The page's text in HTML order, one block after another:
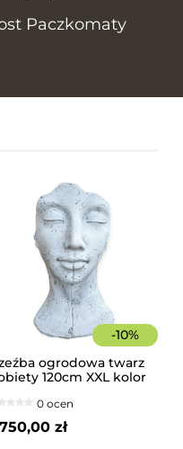
Paczkomaty
-10%
ogrodowa twarz
120cm XXL kolor
dekoracja
0 ocen
zł